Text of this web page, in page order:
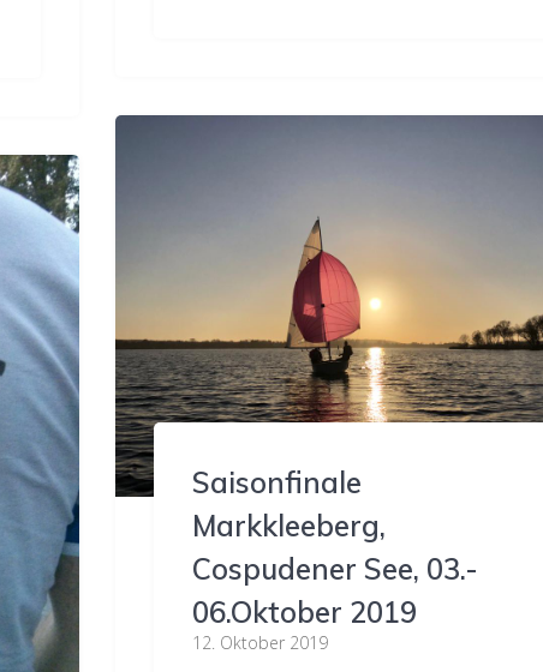
Saisonfinale
Markkleeberg,
Cospudener See, 03.-
06.Oktober 2019
12. Oktober 2019